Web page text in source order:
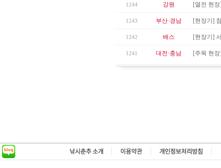
1244 강원 [열전 현
1243 부산·경남 [현장기]
1242 배스 [현장기]
1241 대전·충남 [주목 현